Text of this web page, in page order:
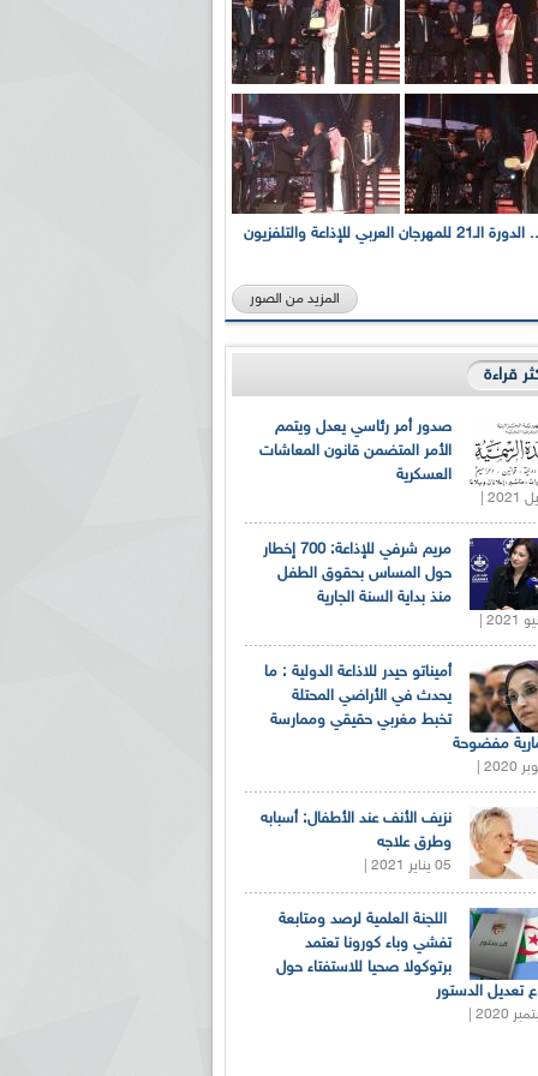
بالصور... الدورة الـ21 للمهرجان العربي للإذاعة والتلفزيون
المزيد من الصور
قراءة
صدور أمر رئاسي يعدل ويتمم
الأمر المتضمن قانون المعاشات
العسكرية
مريم شرفي للإذاعة: 700 إخطار
حول المساس بحقوق الطفل
منذ بداية السنة الجارية
أميناتو حيدر للاذاعة الدولية : ما
يحدث في الأراضي المحتلة
تخبط مغربي حقيقي وممارسة
مفضوحة
نزيف الأنف عند الأطفال: أسبابه
وطرق علاجه
05 يناير 2021 |
اللجنة العلمية لرصد ومتابعة
تفشي وباء كورونا تعتمد
برتوكولا صحيا للاستفتاء حول
تعديل الدستور